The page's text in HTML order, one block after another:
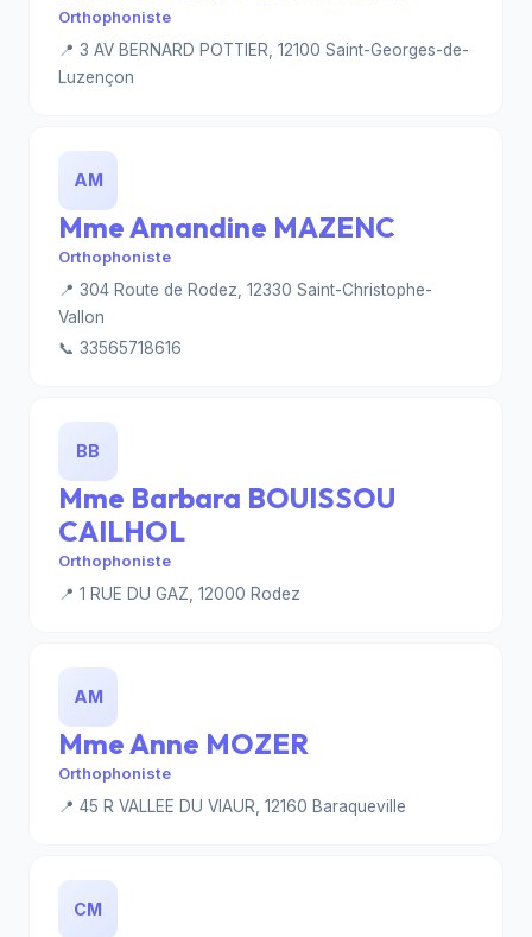
Orthophoniste
📍 3 AV BERNARD POTTIER, 12100 Saint-Georges-de-
Luzençon
AM
Mme Amandine MAZENC
Orthophoniste
📍 304 Route de Rodez, 12330 Saint-Christophe-
Vallon
📞 33565718616
BB
Mme Barbara BOUISSOU
CAILHOL
Orthophoniste
📍 1 RUE DU GAZ, 12000 Rodez
AM
Mme Anne MOZER
Orthophoniste
📍 45 R VALLEE DU VIAUR, 12160 Baraqueville
CM